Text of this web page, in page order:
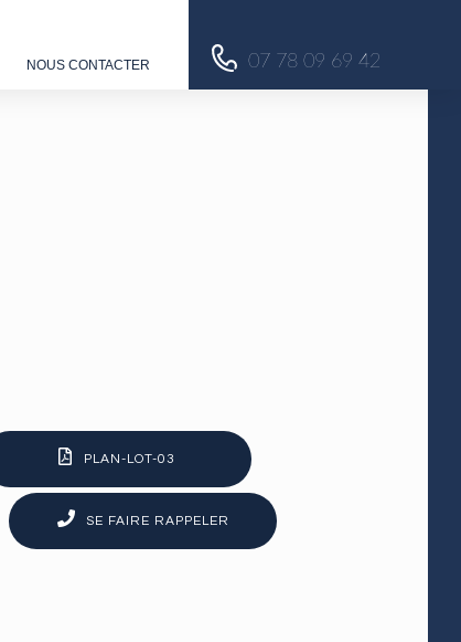
07 78 09 69 42
NOUS CONTACTER
PLAN-LOT-03
SE FAIRE RAPPELER